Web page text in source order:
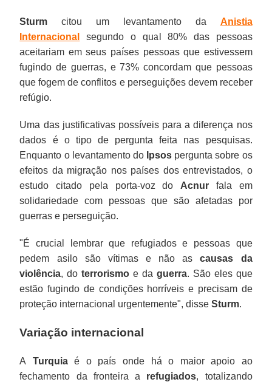
Sturm citou um levantamento da Anistia
Internacional
segundo o qual 80% das pessoas
aceitariam em seus países pessoas que estivessem
fugindo de guerras, e 73% concordam que pessoas
que fogem de conflitos e perseguições devem receber
refúgio.
Uma das justificativas possíveis para a diferença nos
dados é o tipo de pergunta feita nas pesquisas.
Enquanto o levantamento do Ipsos pergunta sobre os
efeitos da migração nos países dos entrevistados, o
estudo citado pela porta-voz do Acnur fala em
solidariedade com pessoas que são afetadas por
guerras e perseguição.
"É crucial lembrar que refugiados e pessoas que
pedem asilo são vítimas e não ascausas da
violência, doterrorismo e da guerra. São eles que
estão fugindo de condições horríveis e precisam de
proteção internacional urgentemente", disseSturm.
Variação internacional
A Turquiaé o país onde há o maior apoio ao
fechamento da fronteira a refugiados, totalizando